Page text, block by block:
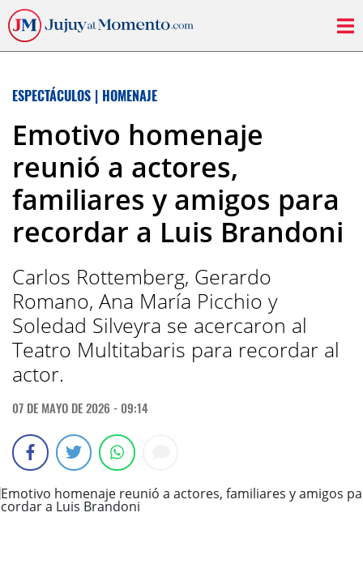
ESPECTÁCULOS | HOMENAJE
Emotivo homenaje
reunió a actores,
familiares y amigos para
recordar a Luis Brandoni
Carlos Rottemberg, Gerardo
Romano, Ana María Picchio y
Soledad Silveyra se acercaron al
Teatro Multitabaris para recordar al
actor.
07 DE MAYO DE 2026 - 09:14